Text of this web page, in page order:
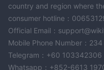
country and region where
consumer hotline：
Official Email：
Mobile Phone Number：
Telegram：+60 103342306
Whatsapp：+852-6613